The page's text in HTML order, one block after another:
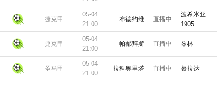
捷克甲
05-04
21:00
布德约维 直播中
波希米亚
1905
捷克甲
05-04
21:00
帕都拜斯 直播中 兹林
圣马甲
05-04
21:00
拉科奥里塔 直播中 慕拉达